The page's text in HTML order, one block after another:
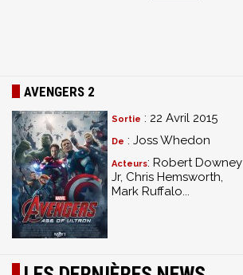
AVENGERS 2
Sortie : 22 Avril 2015
De : Joss Whedon
Acteurs: Robert Downey
Jr, Chris Hemsworth,
Mark Ruffalo...